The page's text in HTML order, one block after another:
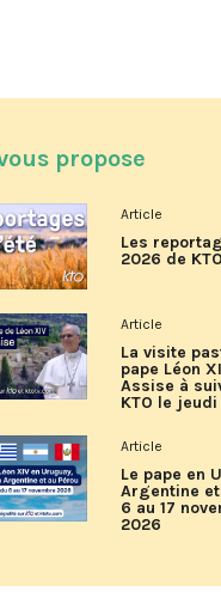
propose
Article
Les
2026 de KTO
Article
La visite
pape Léon
Assise à
KTO le
Article
Le pape en
Argentine
6 au 17
2026